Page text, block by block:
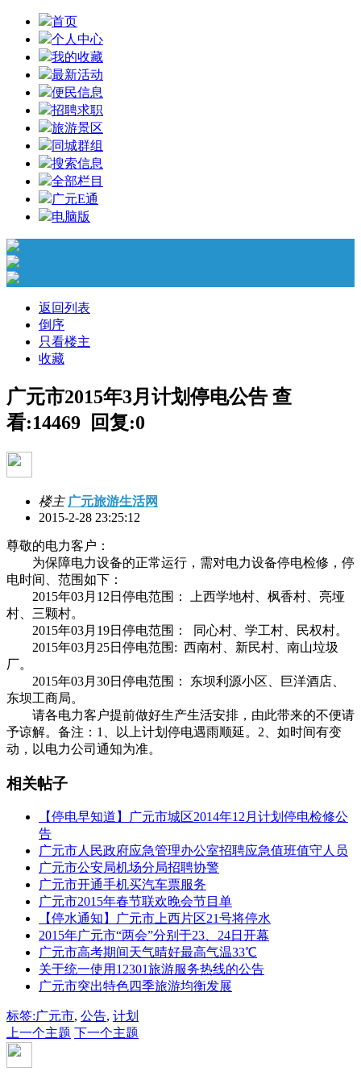
首页
个人中心
我的收藏
最新活动
便民信息
招聘求职
旅游景区
同城群组
搜索信息
全部栏目
广元E通
电脑版
返回列表
倒序
只看楼主
收藏
广元市2015年3月计划停电公告 查
看:14469 回复:0
楼主 广元旅游生活网
2015-2-28 23:25:12
尊敬的电力客户：
为保障电力设备的正常运行，需对电力设备停电检修，停
电时间、范围如下：
2015年03月12日停电范围： 上西学地村、枫香村、亮垭
村、三颗村。
2015年03月19日停电范围： 同心村、学工村、民权村。
2015年03月25日停电范围: 西南村、新民村、南山垃圾
厂。
2015年03月30日停电范围： 东坝利源小区、巨洋酒店、
东坝工商局。
请各电力客户提前做好生产生活安排，由此带来的不便请
予谅解。备注：1、以上计划停电遇雨顺延。2、如时间有变
动，以电力公司通知为准。
相关帖子
【停电早知道】广元市城区2014年12月计划停电检修公
告
广元市人民政府应急管理办公室招聘应急值班值守人员
广元市公安局机场分局招聘协警
广元市开通手机买汽车票服务
广元市2015年春节联欢晚会节目单
【停水通知】广元市上西片区21号将停水
2015年广元市“两会”分别于23、24日开幕
广元市高考期间天气晴好最高气温33℃
关于统一使用12301旅游服务热线的公告
广元市突出特色四季旅游均衡发展
标签:广元市, 公告, 计划
上一个主题 下一个主题